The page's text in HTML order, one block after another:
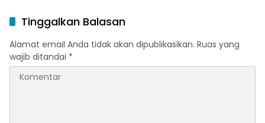
Tinggalkan Balasan
Alamat email Anda tidak akan dipublikasikan. Ruas yang
wajib ditandai *